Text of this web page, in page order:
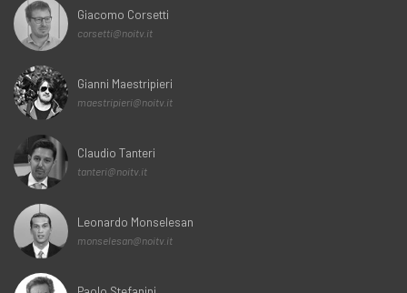
Giacomo Corsetti
corsetti@noitv.it
Gianni Maestripieri
maestripieri@noitv.it
Claudio Tanteri
tanteri@noitv.it
Leonardo Monselesan
monselesan@noitv.it